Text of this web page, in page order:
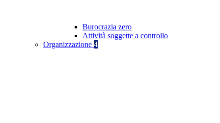
Burocrazia zero
Attività soggette a controllo
Organizzazione 4